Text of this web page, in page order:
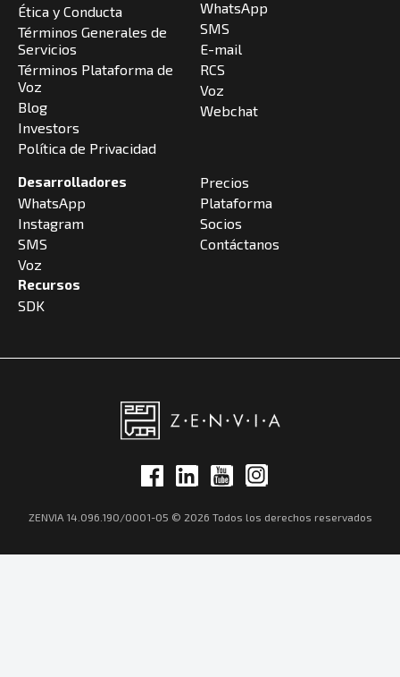
Ética y Conducta
Términos Generales de
Servicios
Términos Plataforma de
Voz
Blog
Investors
Política de Privacidad
WhatsApp
SMS
E-mail
RCS
Voz
Webchat
Desarrolladores
WhatsApp
Instagram
SMS
Voz
Recursos
SDK
Precios
Plataforma
Socios
Contáctanos
ZENVIA 14.096.190/0001-05 © 2026 Todos los derechos reservados